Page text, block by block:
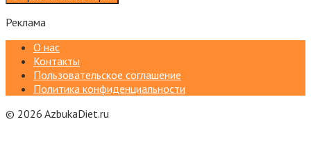
Реклама
О нас
Контакты
Пользовательское соглашение
Политика конфиденциальности
© 2026 AzbukaDiet.ru